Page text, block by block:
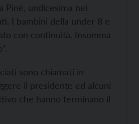
Pinè, undicesima nei
I bambini della under 8 e
con continuità. Insomma
sono chiamati in
il presidente ed alcuni
che hanno terminano il